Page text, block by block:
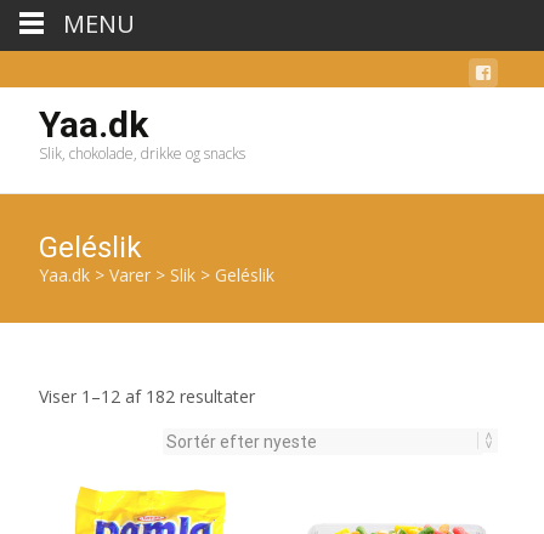
Yaa.dk
Slik, chokolade, drikke og snacks
Geléslik
Yaa.dk > Varer > Slik > Geléslik
Viser 1–12 af 182 resultaterSorteret
seneste
MENU